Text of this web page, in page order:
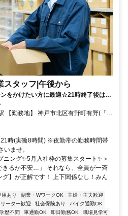
タッフ|午後から
をかけたい方に最適☆21時終了後は送
率よく稼ぎましょう！
岡
時(実働8時間) ※夜勤帯の勤務時間帯
いませ。
ング✨5月入社枠の募集スタート✨＞
きるか不安…」 それなら、全員が一斉
】が正解です！ 上下関係なし！みん
用あり 副業・WワークOK
主婦・主夫歓迎
リーター歓迎 社会保険あり
バイク通勤OK
学歴不問 車通勤OK 即日勤務OK
職場見学可